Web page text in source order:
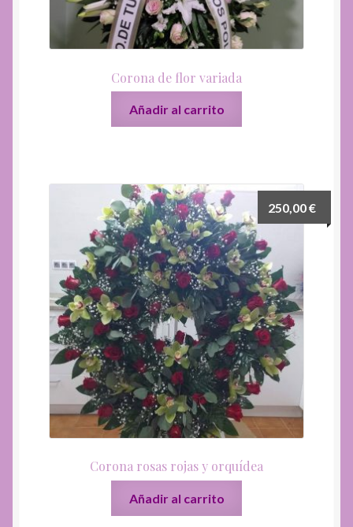
Corona de flor variada
Añadir al carrito
Corona rosas rojas y orquídea
250,00€
Añadir al carrito